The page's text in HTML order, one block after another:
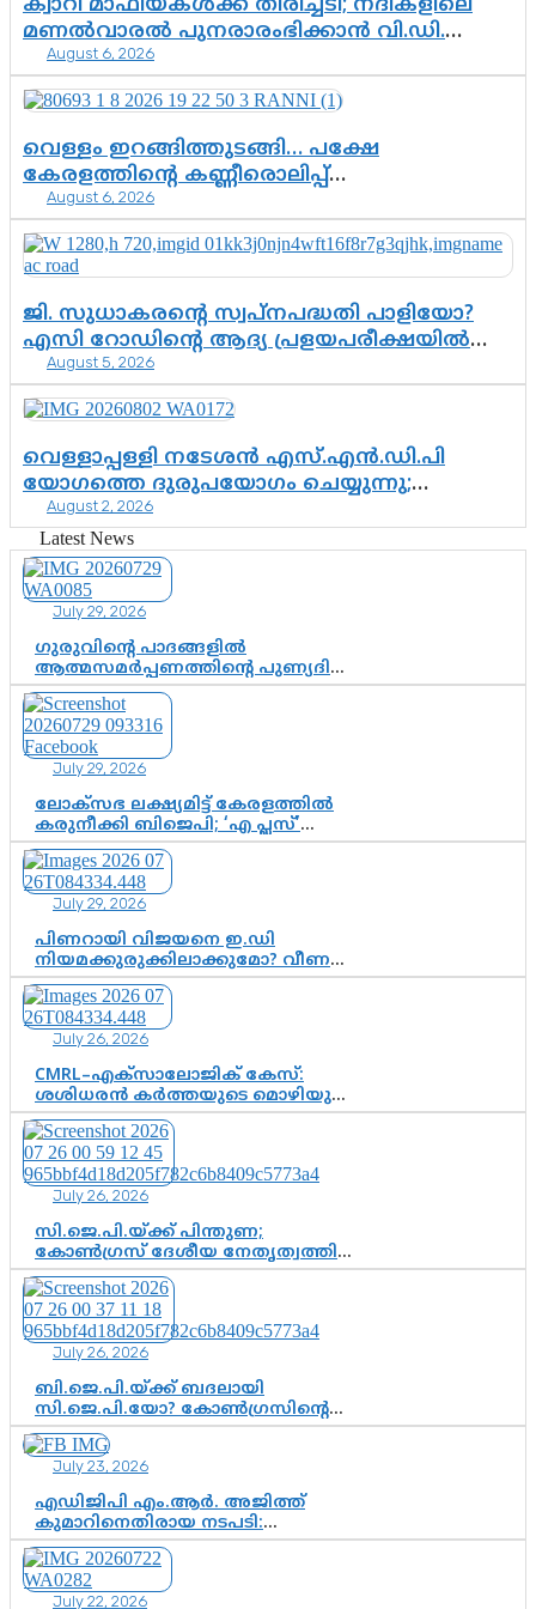
ക്വാറി മാഫിയകൾക്ക് തിരിച്ചടി; നദികളിലെ
മണൽവാരൽ പുനരാരംഭിക്കാൻ വി.ഡി.
സർക്കാർ തീരുമാനം
August 6, 2026
വെള്ളം ഇറങ്ങിത്തുടങ്ങി… പക്ഷേ
കേരളത്തിന്റെ കണ്ണീരൊലിപ്പ്
എന്നവസാനിക്കും?
August 6, 2026
ജി. സുധാകരന്റെ സ്വപ്നപദ്ധതി പാളിയോ?
എസി റോഡിന്റെ ആദ്യ പ്രളയപരീക്ഷയിൽ
ഉയരുന്നത് ഗുരുതര ചോദ്യങ്ങൾ
August 5, 2026
വെള്ളാപ്പള്ളി നടേശൻ എസ്.എൻ.ഡി.പി
യോഗത്തെ ദുരുപയോഗം ചെയ്യുന്നു;
ശ്രീനാരായണ പ്രസ്ഥാനത്തെ കാർന്നുതിന്നുന്ന
വിഷവിത്ത്: ഗോകുലം ഗോപാലൻ
August 2, 2026
Latest News
July 29, 2026
ഗുരുവിന്റെ പാദങ്ങളിൽ
ആത്മസമർപ്പണത്തിന്റെ പുണ്യദിനം;
മാതാ അമൃതാനന്ദമയി മഠത്തിൽ
ഭക്തിസാന്ദ്രമായി ഗുരുപൂർണിമ
ആഘോഷം
July 29, 2026
ലോക്സഭ ലക്ഷ്യമിട്ട് കേരളത്തിൽ
കരുനീക്കി ബിജെപി; ‘എ പ്ലസ്’
മണ്ഡലങ്ങളിൽ പ്രമുഖരെ ഇറക്കി
കേന്ദ്രനേതൃത്വം, തിരുവനന്തപുരത്ത്
രാജീവ് ചന്ദ്രശേഖർ, ആറ്റിങ്ങലിൽ
കെ. സുരേന്ദ്രൻ; ആലപ്പുഴയിൽ
ശോഭാ സുരേന്ദ്രൻ..
July 29, 2026
പിണറായി വിജയനെ ഇ.ഡി
നിയമക്കുരുക്കിലാക്കുമോ? വീണ
വിജയൻ മാപ്പുസാക്ഷിയാകുമോ?
കർത്തയുടെ മൊഴി നിർണായക
വഴിത്തിരിവാകുമോ?
July 26, 2026
CMRL–എക്‌സാലോജിക് കേസ്:
ശശിധരൻ കർത്തയുടെ മൊഴിയുടെ
അടിസ്ഥാനത്തിൽ പിണറായി
വിജയനെ ചോദ്യം ചെയ്യുന്നതിൽ ഉടൻ
തീരുമാനം; വീണയ്‌ക്കെതിരെ
കൂടുതൽ തെളിവുകൾ പരിശോധിച്ച്
ഇഡി
July 26, 2026
സി.ജെ.പി.യ്ക്ക് പിന്തുണ;
കോൺഗ്രസ് ദേശീയ നേതൃത്വത്തിൽ
ആശങ്കയോ? പാർട്ടിക്കുള്ളിൽ
ഭിന്നാഭിപ്രായമെന്ന വിലയിരുത്തൽ
July 26, 2026
ബി.ജെ.പി.യ്ക്ക് ബദലായി
സി.ജെ.പി.യോ? കോൺഗ്രസിന്റെ
രാഷ്ട്രീയ ഇടം കൈവശപ്പെടുത്താൻ
സിജെപി ഉയർന്നുകഴിഞ്ഞോ?
ഇന്ത്യൻ രാഷ്ട്രീയത്തിലെ പുതിയ
വഴിത്തിരിവ്
July 23, 2026
എഡിജിപി എം.ആർ. അജിത്ത്
കുമാറിനെതിരായ നടപടി:
സസ്പെൻഷനിൽ ഒതുങ്ങുമോ,
അതോ കൂടുതൽ കടുത്ത
നടപടികളിലേക്കോ?
July 22, 2026